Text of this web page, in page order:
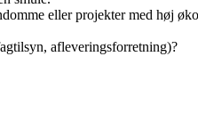
eller projekter med høj
afleveringsforretning)?